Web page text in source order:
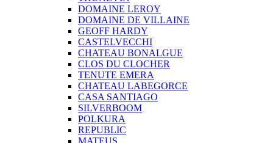
DOMAINE LEROY
DOMAINE DE VILLAINE
GEOFF HARDY
CASTELVECCHI
CHATEAU BONALGUE
CLOS DU CLOCHER
TENUTE EMERA
CHATEAU LABEGORCE
CASA SANTIAGO
SILVERBOOM
POLKURA
REPUBLIC
MATEUS